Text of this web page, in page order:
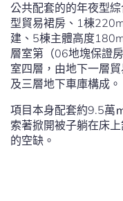
公共配套的的年夜型
型貿易裙房、1棟
建、5棟主體高度
層室第（06地塊保證
室四層，由地下一層
及三層地下車庫構成。
項目本身配套約9.5萬
索著掀開被子躺在床
的空缺。